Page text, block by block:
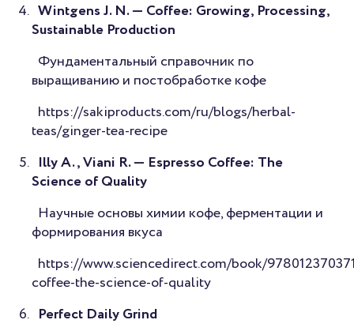
Wintgens J. N. — Coffee: Growing, Processing,
Sustainable Production
Фундаментальный справочник по
выращиванию и постобработке кофе
https://sakiproducts.com/ru/blogs/herbal-
teas/ginger-tea-recipe
Illy A., Viani R. — Espresso Coffee: The
Science of Quality
Научные основы химии кофе, ферментации и
формирования вкуса
https://www.sciencedirect.com/book/
coffee-the-science-of-quality
Perfect Daily Grind